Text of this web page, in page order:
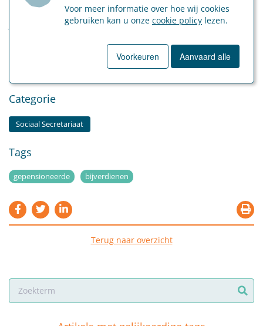
Bron: Bericht betreffende de indexering, vanaf 1 januari 2026, van de
jaarbedragen bedoeld in artikel 64, §§ 2 en 3, van het koninklijk besluit van
Categorie
Sociaal Secretariaat
Tags
gepensioneerde bijverdienen
Terug naar overzicht
Voor meer informatie over hoe wij cookies
gebruiken kan u onze cookie policy lezen.
Voorkeuren Aanvaard alle